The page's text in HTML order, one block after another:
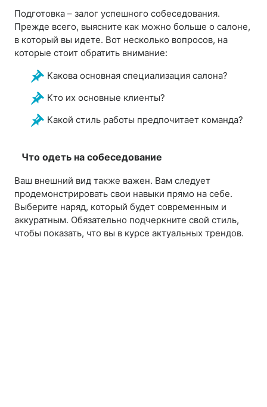
Подготовка – залог успешного собеседования.
Прежде всего, выясните как можно больше о салоне,
в который вы идете. Вот несколько вопросов, на
которые стоит обратить внимание:
Какова основная специализация салона?
Кто их основные клиенты?
Какой стиль работы предпочитает команда?
Что одеть на собеседование
Ваш внешний вид также важен. Вам следует
продемонстрировать свои навыки прямо на себе.
Выберите наряд, который будет современным и
аккуратным. Обязательно подчеркните свой стиль,
чтобы показать, что вы в курсе актуальных трендов.